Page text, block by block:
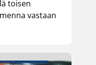
toisen
vastaan